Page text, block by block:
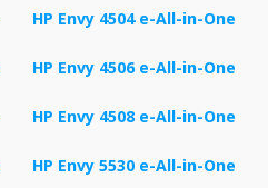
HP Envy 4504 e-All-in-One
HP Envy 4506 e-All-in-One
HP Envy 4508 e-All-in-One
HP Envy 5530 e-All-in-One